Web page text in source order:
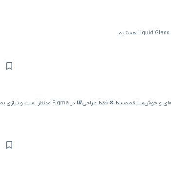
UI
در Figma مدنظر است و نیازی به